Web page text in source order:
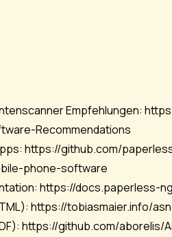
Empfehlungen:
Recommendations
https://github.com/
phone-software
https://docs.paperless-
https://tobiasmaier.info/
https://github.com/aborelis/